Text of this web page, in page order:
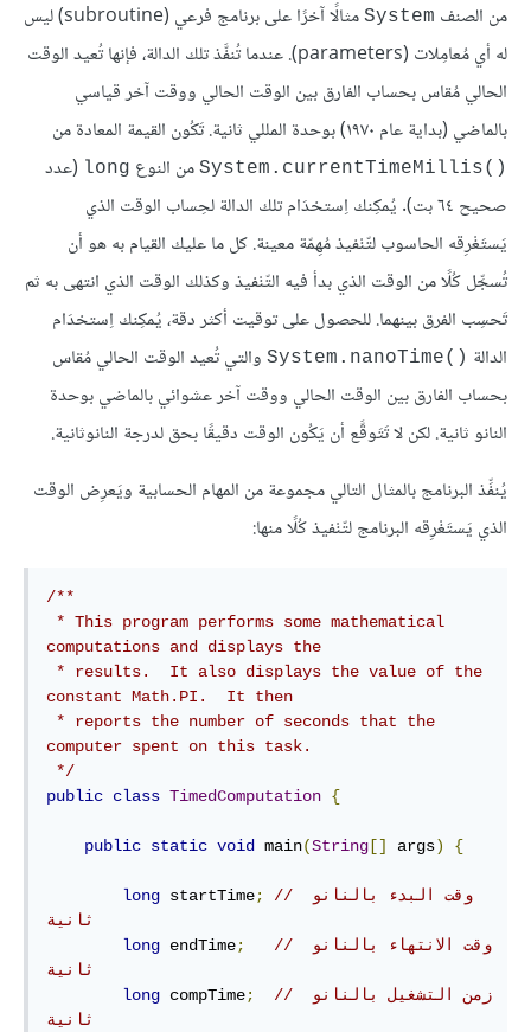
من الصنف System
مثالًا آخرًا على برنامج فرعي (subroutine) ليس
له أي مُعامِلات (parameters). عندما تُنفَّذ تلك الدالة، فإنها تُعيد الوقت
الحالي مُقاس بحساب الفارق بين الوقت الحالي ووقت آخر قياسي
بالماضي (بداية عام ١٩٧٠) بوحدة المللي ثانية. تَكُون القيمة المعادة من
System.currentTimeMillis()‎ من النوع long (عدد
صحيح ٦٤ بت). يُمكِنك اِستخدَام تلك الدالة لحِساب الوقت الذي
يَستَغْرِقه الحاسوب لتّنْفيذ مُهِمّة معينة. كل ما عليك القيام به هو أن
تُسجِّل كُلًا من الوقت الذي بدأ فيه التّنْفيذ وكذلك الوقت الذي انتهى به ثم
تَحسِب الفرق بينهما. للحصول على توقيت أكثر دقة، يُمكِنك اِستخدَام
الدالة System.nanoTime()‎ والتي تُعيد الوقت الحالي مُقاس
بحساب الفارق بين الوقت الحالي ووقت آخر عشوائي بالماضي بوحدة
النانو ثانية. لكن لا تَتَوقَّع أن يَكُون الوقت دقيقًا بحق لدرجة النانوثانية.
يُنفِّذ البرنامج بالمثال التالي مجموعة من المهام الحسابية ويَعرِض الوقت
الذي يَستَغْرِقه البرنامج لتّنْفيذ كُلًا منها:
/**
computations and displays the
constant Math.PI.  It then
computer spent on this task.
*/
public class TimedComputation {
public static void main(String [] args) {
long startTime;
// وقت البدء بالنانو
ثانية
long endTime;
// وقت الانتهاء بالنانو
ثانية
long compTime;
// زمن التشغيل بالنانو
ثانية